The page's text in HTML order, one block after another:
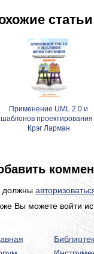
Применение UML 2.0 и
шаблонов проектирования
Крэг Ларман
должны
Вы можете войти